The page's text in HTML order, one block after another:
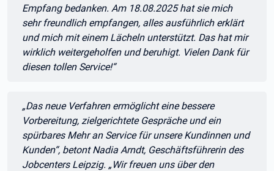
Empfang bedanken. Am 18.08.2025 hat sie mich
sehr freundlich empfangen, alles ausführlich erklärt
und mich mit einem Lächeln unterstützt. Das hat mir
wirklich weitergeholfen und beruhigt. Vielen Dank für
diesen tollen Service!“
Zitat:
„Das neue Verfahren ermöglicht eine bessere
Vorbereitung, zielgerichtete Gespräche und ein
spürbares Mehr an Service für unsere Kundinnen und
Kunden“, betont Nadia Arndt, Geschäftsführerin des
Jobcenters Leipzig. „Wir freuen uns über den